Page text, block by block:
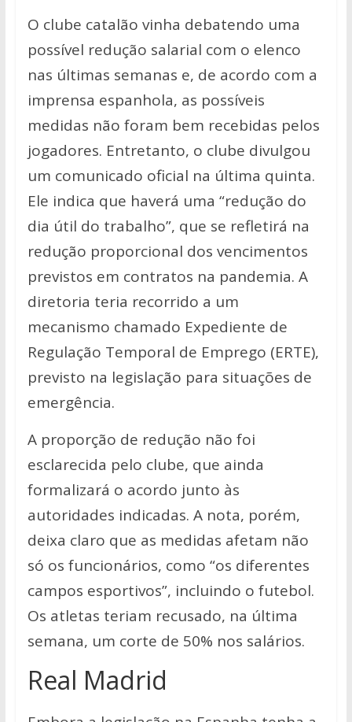
O clube catalão vinha debatendo uma
possível redução salarial com o elenco
nas últimas semanas e, de acordo com a
imprensa espanhola, as possíveis
medidas não foram bem recebidas pelos
jogadores. Entretanto, o clube divulgou
um comunicado oficial na última quinta.
Ele indica que haverá uma “redução do
dia útil do trabalho”, que se refletirá na
redução proporcional dos vencimentos
previstos em contratos na pandemia. A
diretoria teria recorrido a um
mecanismo chamado Expediente de
Regulação Temporal de Emprego (ERTE),
previsto na legislação para situações de
emergência.
A proporção de redução não foi
esclarecida pelo clube, que ainda
formalizará o acordo junto às
autoridades indicadas. A nota, porém,
deixa claro que as medidas afetam não
só os funcionários, como “os diferentes
campos esportivos”, incluindo o futebol.
Os atletas teriam recusado, na última
semana, um corte de 50% nos salários.
Real Madrid